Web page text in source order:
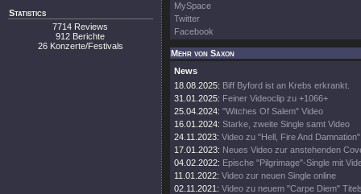
Statistics
7714 Reviews
912 Berichte
26 Konzerte/Festivals
MySpace
Twitter
Facebook
Mehr von Saxon
News
18.08.2025: Biff Byford ist an Krebs erkrankt.
31.01.2025: Feiner Videoclip zu +1066+
25.04.2024: "Witches Of Salem" Video
16.01.2024: Starke, zweite Single samt Video
24.11.2023: Video zu "Hell, Fire And
17.01.2023: Neues Video zur anstehenden
04.02.2022: Epische "Pilgrimage"-Single mit
11.01.2022: Video zur neuen Single online
02.11.2021: Video zu neuem "Carpe Diem"